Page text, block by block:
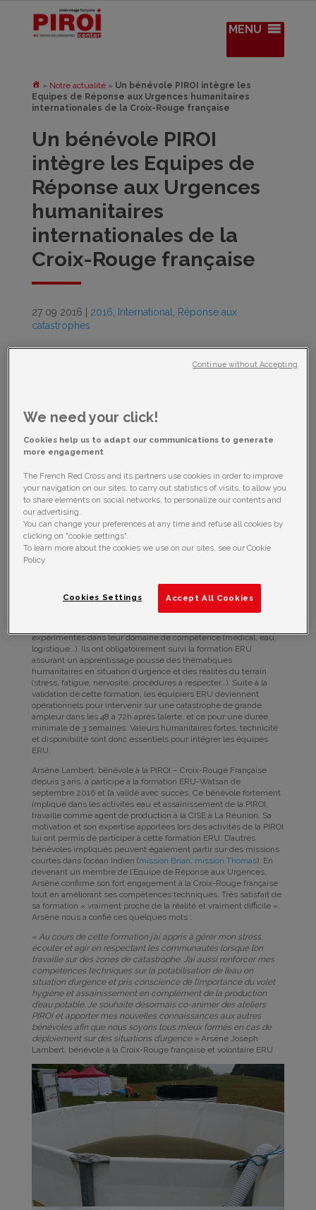
MENU
» Notre actualité» Un bénévole PIROI intègre les
Equipes de Réponse aux Urgences humanitaires
internationales de la Croix-Rouge française
Un bénévole PIROI
intègre les Equipes de
Réponse aux Urgences
humanitaires
internationales de la
Croix-Rouge française
27 09 2016 2016 International
Réponse aux
catastrophes
Le 18 septembre dernier, Arsène Joseph Lambert, bénévole à la
participants, aux techniques opérationnelles et réalités de terrain
PIROI – Croix-Rouge française depuis 2013 a intégré l’Equipe de
Réponse aux Urgences humanitaires internationales ( ERU)
spécialisé WATSAN (Eau et Assainissement) de la Croix-Rouge
française. Durant 9 jours, il a été formé, avec quinze autres
participants, aux techniques opérationnelles et réalités de
terrain lors d’un déploiement sur une urgence de grande
ampleur.
Depuis 2002, les ERU de la Croix-Rouge française ont mené plus
crise variées : inondations, cyclones, sécheresses, mais
également épidémies, pénuries d’eau, famines ou encore crise
expérimentés dans leur domaine de compétence (médical, eau,
logistique…). Ils ont obligatoirement suivi la formation ERU
assurant un apprentissage poussé des thématiques
humanitaires en situation d’urgence et des réalités du terrain
(stress, fatigue, nervosité, procédures à respecter…). Suite à la
validation de cette formation, les équipiers ERU deviennent
opérationnels pour intervenir sur une catastrophe de grande
ampleur dans les 48 à 72h après l’alerte, et ce pour une durée
minimale de 3 semaines. Valeurs humanitaires fortes, technicité
et disponibilité sont donc essentiels pour intégrer les équipes
ERU.
Arsène Lambert, bénévole à la PIROI – Croix-Rouge Française
depuis 3 ans, a participé à la formation ERU-Watsan de
septembre 2016 et l’a validé avec succès. Ce bénévole fortement
impliqué dans les activités eau et assainissement de la PIROI,
travaille comme agent de production à la CISE à La Réunion. Sa
motivation et son expertise apportées lors des activités de la PIROI
lui ont permis de participer à cette formation ERU. D’autres
bénévoles impliqués peuvent également partir sur des missions
courtes dans l’océan Indien (mission Brian, mission Thomas). En
devenant un membre de l’Equipe de Réponse aux Urgences,
Arsène confirme son fort engagement à la Croix-Rouge française
tout en améliorant ses compétences techniques. Très satisfait de
sa formation « vraiment proche de la réalité et vraiment difficile »,
Arsène nous a confié ces quelques mots :
« Au cours de cette formation j’ai appris à gérer mon stress,
écouter et agir en respectant les communautés lorsque l’on
travaille sur des zones de catastrophe. J’ai aussi renforcer mes
compétences techniques sur la potabilisation de l’eau en
situation d’urgence et pris conscience de l’importance du volet
hygiène et assainissement en complément de la production
d’eau potable. Je souhaite désormais co-animer des ateliers
PIROI et apporter mes nouvelles connaissances aux autres
bénévoles afin que nous soyons tous mieux formés en cas de
déploiement sur des situations d’urgence »Arsène Joseph
Lambert, bénévole à la Croix-Rouge française et volontaire ERU
We need your click!
Cookies help us to adapt our communications to generate
more engagement
The French Red Cross and its partners use cookies in order to improve
your navigation on our sites, to carry out statistics of visits, to allow you
to share elements on social networks, to personalize our contents and
our advertising.
You can change your preferences at any time and refuse all cookies by
clicking on "cookie settings".
To learn more about the cookies we use on our sites, see our Cookie
Policy
Accept All Cookies
Cookies Settings
Continue without Accepting